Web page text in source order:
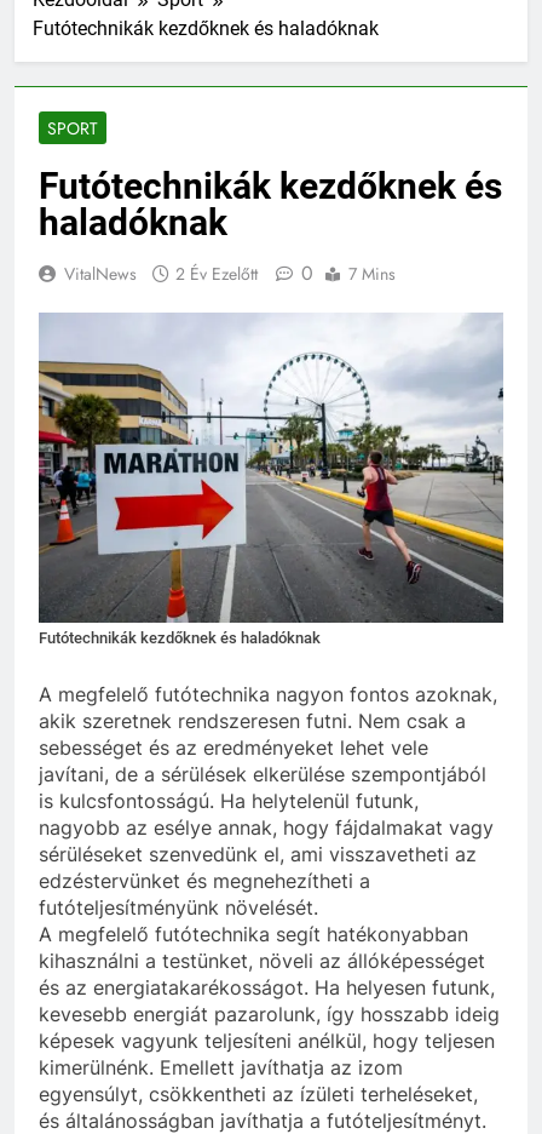
Futótechnikák kezdőknek és haladóknak
SPORT
Futótechnikák kezdőknek és
haladóknak
VitalNews 2 Év Ezelőtt 0 7 Mins
Futótechnikák kezdőknek és haladóknak
A megfelelő futótechnika nagyon fontos azoknak,
akik szeretnek rendszeresen futni. Nem csak a
sebességet és az eredményeket lehet vele
javítani, de a sérülések elkerülése szempontjából
is kulcsfontosságú. Ha helytelenül futunk,
nagyobb az esélye annak, hogy fájdalmakat vagy
sérüléseket szenvedünk el, ami visszavetheti az
edzéstervünket és megnehezítheti a
futóteljesítményünk növelését.
A megfelelő futótechnika segít hatékonyabban
kihasználni a testünket, növeli az állóképességet
és az energiatakarékosságot. Ha helyesen futunk,
kevesebb energiát pazarolunk, így hosszabb ideig
képesek vagyunk teljesíteni anélkül, hogy teljesen
kimerülnénk. Emellett javíthatja az izom
egyensúlyt, csökkentheti az ízületi terheléseket,
és általánosságban javíthatja a futóteljesítményt.